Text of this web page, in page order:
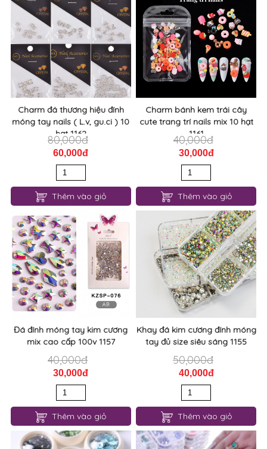
Charm đá thương hiệu đính
móng tay nails ( L.v, gu.ci ) 10
hạt 1162
80,000đ
60,000đ
Thêm vào giỏ
Charm bánh kem trái cây
cute trang trí nails mix 10 hạt
1161
40,000đ
30,000đ
Thêm vào giỏ
Đá đính móng tay kim cương
mix cao cấp 100v 1157
40,000đ
30,000đ
Thêm vào giỏ
Khay đá kim cương đính móng
tay đủ size siêu sáng 1155
50,000đ
40,000đ
Thêm vào giỏ